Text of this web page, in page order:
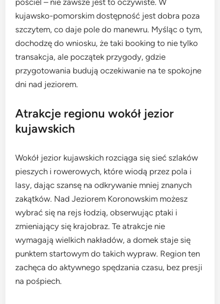
kujawsko-pomorskim dostępność jest dobra poza
szczytem, co daje pole do manewru. Myśląc o tym,
dochodzę do wniosku, że taki booking to nie tylko
transakcja, ale początek przygody, gdzie
przygotowania budują oczekiwanie na te spokojne
dni nad jeziorem.
Atrakcje regionu wokół jezior
kujawskich
Wokół jezior kujawskich rozciąga się sieć szlaków
pieszych i rowerowych, które wiodą przez pola i
lasy, dając szansę na odkrywanie mniej znanych
zakątków. Nad Jeziorem Koronowskim możesz
wybrać się na rejs łodzią, obserwując ptaki i
zmieniający się krajobraz. Te atrakcje nie
wymagają wielkich nakładów, a domek staje się
punktem startowym do takich wypraw. Region ten
zachęca do aktywnego spędzania czasu, bez presji
na pośpiech.